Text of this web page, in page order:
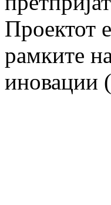
Проектот
рамките
иновации